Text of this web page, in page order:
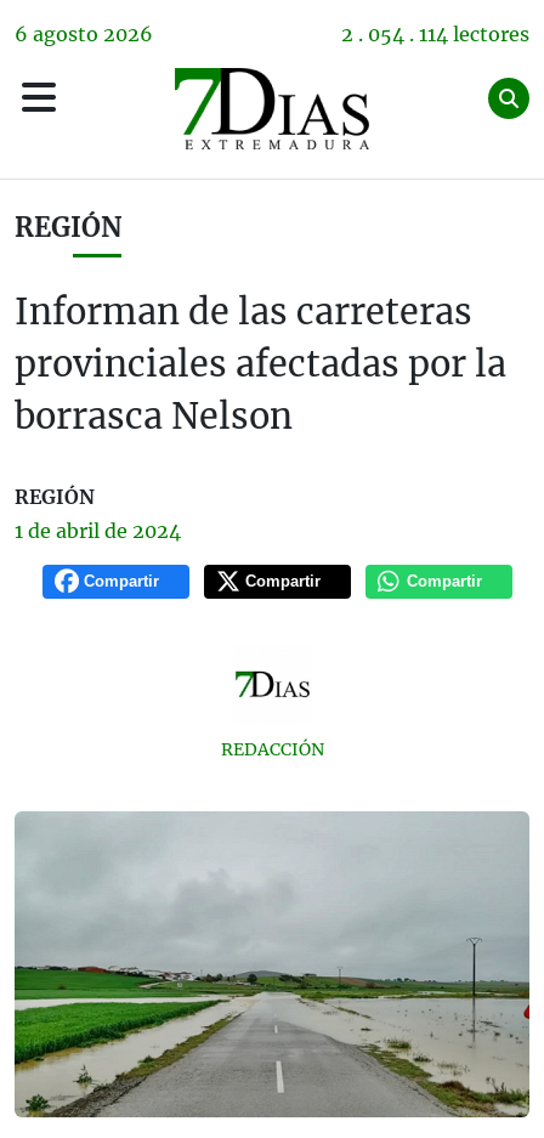
6 agosto 2026 2 . 054 . 114 lectores
REGIÓN
Informan de las carreteras
provinciales afectadas por la
borrasca Nelson
REGIÓN
1 de abril de 2024
Compartir Compartir Compartir
REDACCIÓN